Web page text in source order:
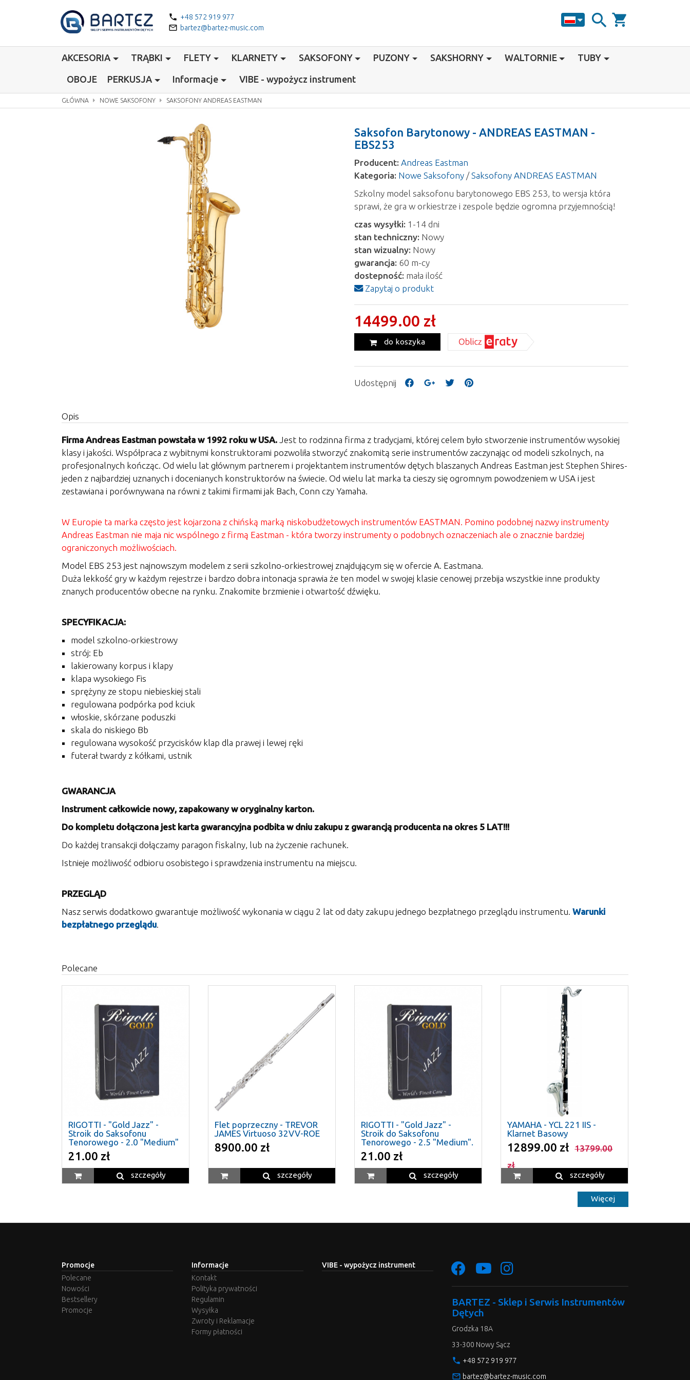
search shopping_cart
phone +48 572 919 977
mail_outline bartez@bartez-music.com
AKCESORIA TRĄBKI FLETY KLARNETY SAKSOFONY PUZONY SAKSHORNY WALTORNIE TUBY
OBOJE PERKUSJA Informacje VIBE - wypożycz instrument
GŁÓWNA NOWE SAKSOFONY SAKSOFONY ANDREAS EASTMAN
Saksofon Barytonowy - ANDREAS EASTMAN -
EBS253
Producent: Andreas Eastman
Kategoria: Nowe Saksofony /Saksofony ANDREAS EASTMAN
Szkolny model saksofonu barytonowego EBS 253, to wersja która
sprawi, że gra w orkiestrze i zespole będzie ogromna przyjemnością!
czas wysyłki: 1-14 dni
stan techniczny: Nowy
stan wizualny: Nowy
gwarancja: 60 m-cy
dostepność: mała ilość
Zapytaj o produkt
14499.00 zł
do koszyka
Udostępnij
Opis
Firma Andreas Eastman powstała w 1992 roku w USA. Jest to rodzinna firma z tradycjami, której celem było stworzenie instrumentów wysokiej
klasy i jakości. Współpraca z wybitnymi konstruktorami pozwoliła stworzyć znakomitą serie instrumentów zaczynając od modeli szkolnych, na
profesjonalnych kończąc. Od wielu lat głównym partnerem i projektantem instrumentów dętych blaszanych Andreas Eastman jest Stephen Shires-
jeden z najbardziej uznanych i docenianych konstruktorów na świecie. Od wielu lat marka ta cieszy się ogromnym powodzeniem w USA i jest
zestawiana i porównywana na równi z takimi firmami jak Bach, Conn czy Yamaha.
W Europie ta marka często jest kojarzona z chińską marką niskobudżetowych instrumentów EASTMAN. Pomino podobnej nazwy instrumenty
Andreas Eastman nie maja nic wspólnego z firmą Eastman - która tworzy instrumenty o podobnych oznaczeniach ale o znacznie bardziej
ograniczonych możliwościach.
Model EBS 253 jest najnowszym modelem z serii szkolno-orkiestrowej znajdującym się w ofercie A. Eastmana.
Duża lekkość gry w każdym rejestrze i bardzo dobra intonacja sprawia że ten model w swojej klasie cenowej przebija wszystkie inne produkty
znanych producentów obecne na rynku. Znakomite brzmienie i otwartość dźwięku.
SPECYFIKACJA:
model szkolno-orkiestrowy
strój: Eb
lakierowany korpus i klapy
klapa wysokiego Fis
sprężyny ze stopu niebieskiej stali
regulowana podpórka pod kciuk
włoskie, skórzane poduszki
skala do niskiego Bb
regulowana wysokość przycisków klap dla prawej i lewej ręki
futerał twardy z kółkami, ustnik
GWARANCJA
Instrument całkowicie nowy, zapakowany w oryginalny karton.
Do kompletu dołączona jest karta gwarancyjna podbita w dniu zakupu z gwarancją producenta na okres 5 LAT!!!
Do każdej transakcji dołączamy paragon fiskalny, lub na życzenie rachunek.
Istnieje możliwość odbioru osobistego i sprawdzenia instrumentu na miejscu.
PRZEGLĄD
Nasz serwis dodatkowo gwarantuje możliwość wykonania w ciągu 2 lat od daty zakupu jednego bezpłatnego przeglądu instrumentu. Warunki
bezpłatnego przeglądu.
Polecane
RIGOTTI - "Gold Jazz" -
Stroik do Saksofonu
Tenorowego - 2.0 "Medium"
21.00 zł
szczegóły
Flet poprzeczny - TREVOR
JAMES Virtuoso 32VV-ROE
8900.00 zł
szczegóły
RIGOTTI - "Gold Jazz" -
Stroik do Saksofonu
Tenorowego - 2.5 "Medium".
21.00 zł
szczegóły
YAMAHA - YCL 221 IIS -
Klarnet Basowy
12899.00 zł
13799.00
zł
szczegóły
Więcej
Promocje
Polecane
Nowości
Bestsellery
Promocje
Informacje
Kontakt
Polityka prywatności
Regulamin
Wysyłka
Zwroty i Reklamacje
Formy płatności
VIBE - wypożycz instrument
BARTEZ - Sklep i Serwis Instrumentów
Dętych
Grodzka 18A
33-300 Nowy Sącz
phone +48 572 919 977
mail_outline bartez@bartez-music.com